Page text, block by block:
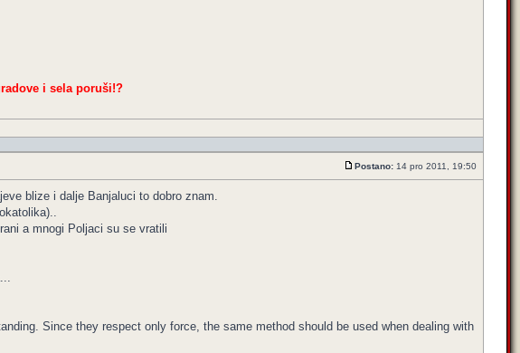
i sela poruši!?
Postano: 14 pro 2011, 19:50
blize i dalje Banjaluci to dobro znam.
a mnogi Poljaci su se vratili
Since they respect only force, the same method should be used when dealing with